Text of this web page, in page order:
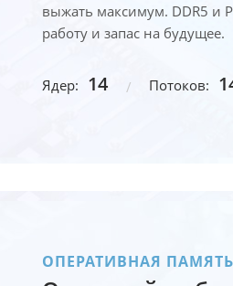
выжать максимум. DDR5 и
работу и запас на будущее.
Ядер: 14 Потоков:
ОПЕРАТИВНАЯ ПАМЯТЬ